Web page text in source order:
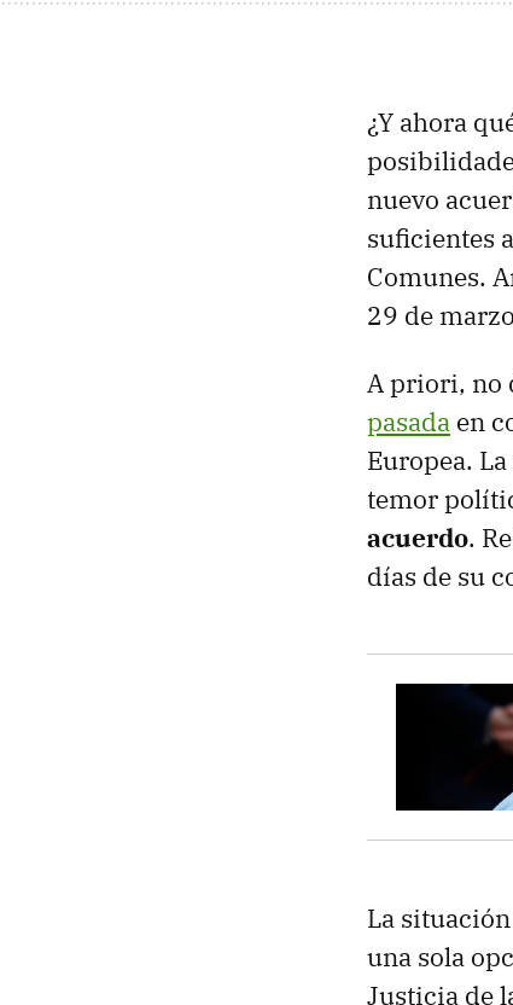
¿Y ahora
nuevo
suficientes
Comunes.
29 de
A priori, no
pasada en
Europea.
temor
acuerdo.
días de su
La
una sola
Justicia de